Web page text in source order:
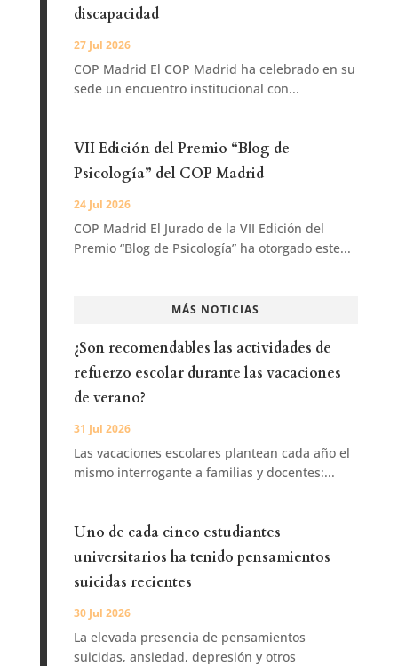
discapacidad
27 Jul 2026
COP Madrid El COP Madrid ha celebrado en su
sede un encuentro institucional con...
VII Edición del Premio “Blog de
Psicología” del COP Madrid
24 Jul 2026
COP Madrid El Jurado de la VII Edición del
Premio “Blog de Psicología” ha otorgado este...
MÁS NOTICIAS
¿Son recomendables las actividades de
refuerzo escolar durante las vacaciones
de verano?
31 Jul 2026
Las vacaciones escolares plantean cada año el
mismo interrogante a familias y docentes:...
Uno de cada cinco estudiantes
universitarios ha tenido pensamientos
suicidas recientes
30 Jul 2026
La elevada presencia de pensamientos
suicidas, ansiedad, depresión y otros